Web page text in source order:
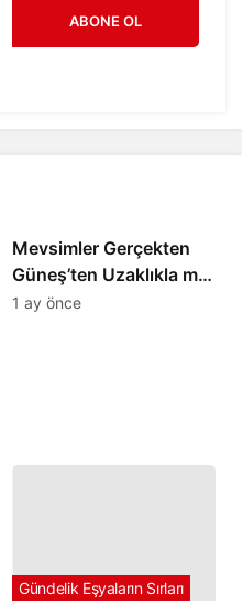
ABONE OL
Mevsimler Gerçekten
Güneş’ten Uzaklıkla mı
İlgili? – Neyinnesi
1 ay önce
Gündelik Eşyaların Sırları